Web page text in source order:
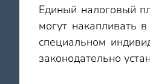
Единый налоговый
могут накапливать
специальном
законодательно